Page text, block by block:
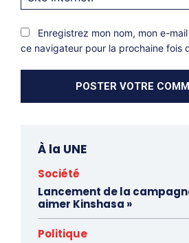
Enregistrez mon nom, mon e-
ce navigateur pour la prochaine fois
À la UNE
Société
Lancement de la
aimer Kinshasa »
Politique